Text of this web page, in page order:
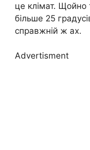
це клімат. Щойно
більше 25
справжній ж ах.
Advertisment